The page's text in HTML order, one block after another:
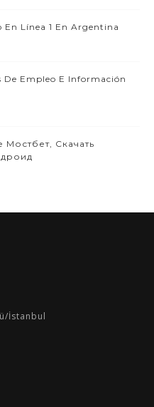
En Línea 1 En Argentina
De Empleo E Información
Скачать
İstanbul